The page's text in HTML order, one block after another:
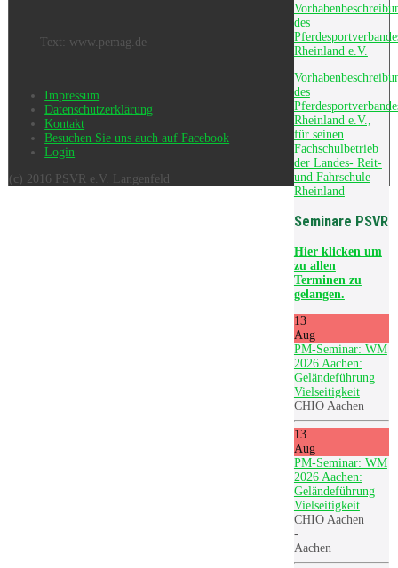
des
Rheinland e.V.
des
Rheinland e.V.,
für seinen
Fachschulbetrieb
der Landes- Reit-
und Fahrschule
Rheinland
Seminare PSVR
Hierklicken um
zu allen
Terminen zu
gelangen.
13
Aug
PM-Seminar: WM
2026 Aachen:
Geländeführung
Vielseitigkeit
CHIO Aachen
13
Aug
PM-Seminar: WM
2026 Aachen:
Geländeführung
Vielseitigkeit
CHIO Aachen
-
Aachen
Text: www.pemag.de
Impressum
Datenschutzerklärung
Kontakt
Besuchen Sie uns auch auf Facebook
Login
(c) 2016 PSVR e.V. Langenfeld